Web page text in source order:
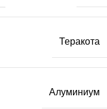
Теракота
Алуминиум